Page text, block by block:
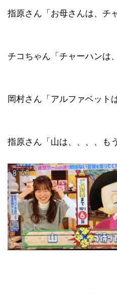
指原さん「お母さんは、チ
チコちゃん「チャーハンは
岡村さん「アルファベット
指原さん「山は、、、、も